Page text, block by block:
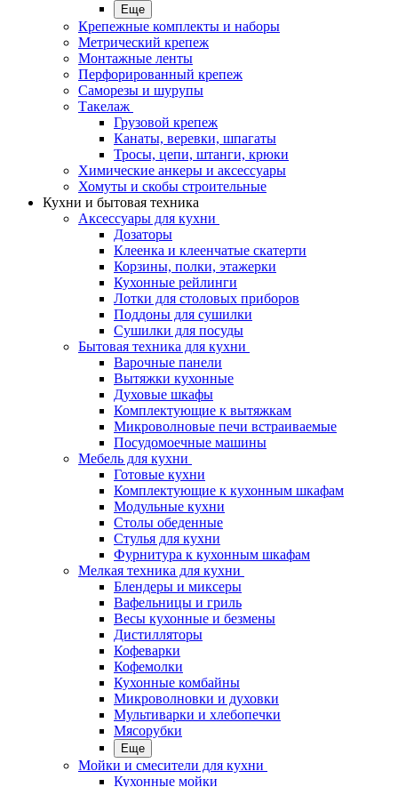
Еще
Крепежные комплекты и наборы
Метрический крепеж
Монтажные ленты
Перфорированный крепеж
Саморезы и шурупы
Такелаж
Грузовой крепеж
Канаты, веревки, шпагаты
Тросы, цепи, штанги, крюки
Химические анкеры и аксессуары
Хомуты и скобы строительные
Кухни и бытовая техника
Аксессуары для кухни
Дозаторы
Клеенка и клеенчатые скатерти
Корзины, полки, этажерки
Кухонные рейлинги
Лотки для столовых приборов
Поддоны для сушилки
Сушилки для посуды
Бытовая техника для кухни
Варочные панели
Вытяжки кухонные
Духовые шкафы
Комплектующие к вытяжкам
Микроволновые печи встраиваемые
Посудомоечные машины
Мебель для кухни
Готовые кухни
Комплектующие к кухонным шкафам
Модульные кухни
Столы обеденные
Стулья для кухни
Фурнитура к кухонным шкафам
Мелкая техника для кухни
Блендеры и миксеры
Вафельницы и гриль
Весы кухонные и безмены
Дистилляторы
Кофеварки
Кофемолки
Кухонные комбайны
Микроволновки и духовки
Мультиварки и хлебопечки
Мясорубки
Еще
Мойки и смесители для кухни
Кухонные мойки